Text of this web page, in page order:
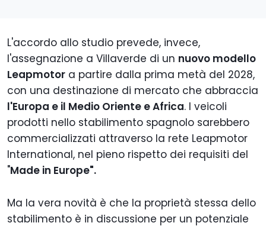
L'accordo allo studio prevede, invece,
l'assegnazione a Villaverde di un nuovo modello
Leapmotor a partire dalla prima metà del 2028,
con una destinazione di mercato che abbraccia
l'Europa e il Medio Oriente e Africa. I veicoli
prodotti nello stabilimento spagnolo sarebbero
commercializzati attraverso la rete Leapmotor
International, nel pieno rispetto dei requisiti del
"Made in Europe".
Ma la vera novità è che la proprietà stessa dello
stabilimento è in discussione per un potenziale